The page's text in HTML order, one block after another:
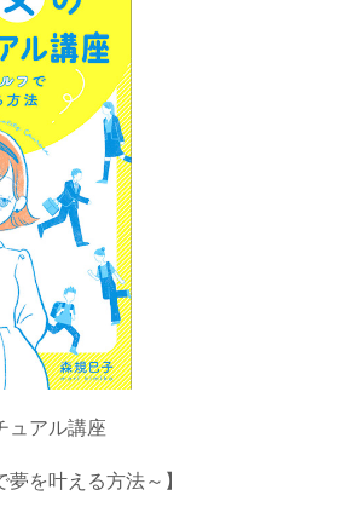
ュアル講座
を叶える方法～】